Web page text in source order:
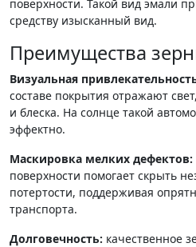
поверхности. Такой вид эмали
средству изысканный вид.
Преимущества
Визуальная
составе покрытия отражают
и блеска. На солнце такой
эффектно.
Маскировка мелких дефектов:
поверхности помогает скрыть
потертости, поддерживая
транспорта.
Долговечность: качественное